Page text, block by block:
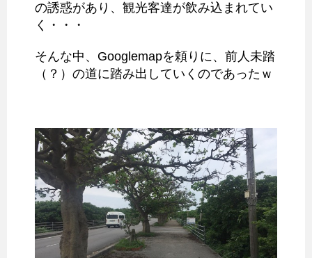
の誘惑があり、観光客達が飲み込まれてい
く・・・
そんな中、Googlemapを頼りに、前人未踏
（？）の道に踏み出していくのであったｗ